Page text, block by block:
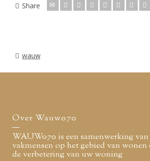
Share
wauw
Over Wauw070
WAUW070 is een samenwerking van
vakmensen op het gebied van
de verbetering van uw woning